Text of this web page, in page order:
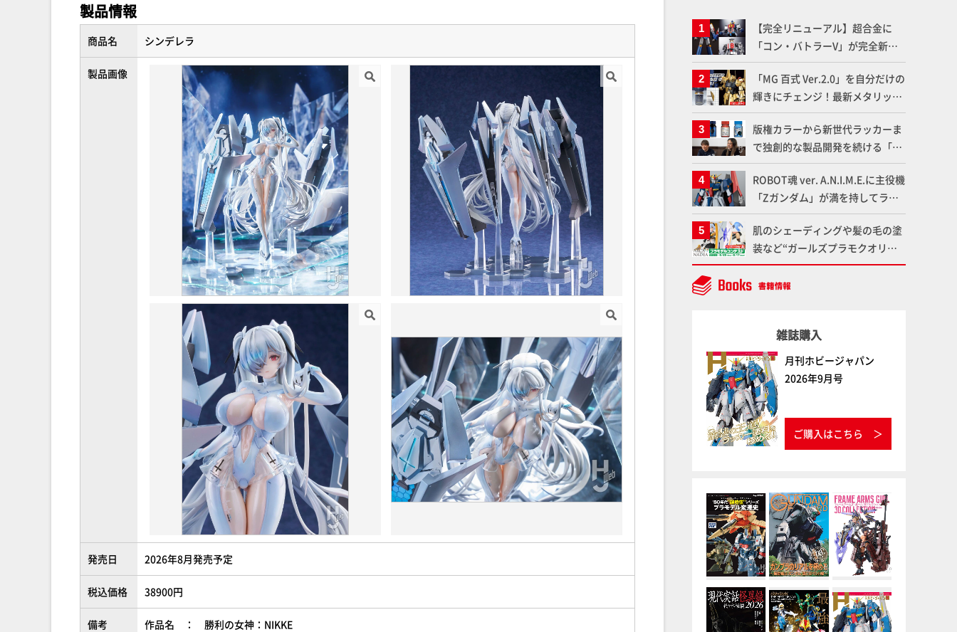
製品情報
商品名 シンデレラ
製品画像
発売日 2026年8月発売予定
税込価格 38900円
備考
作品名 ： 勝利の女神：NIKKE
【完全リニューアル】超合金に
「コン・バトラーV」が完全新規
造形で登場！気になる仕様を試作
品の撮り下ろしでご紹介!!さらに
「大鉄人17」＆「ワンエイト」セ
ット情報もお届け！【超合金の
魂】
「MG 百式 Ver.2.0」を自分だけの
輝きにチェンジ！最新メタリック
塗料を使ってより金属感を増した
仕上がりに!!【試し読み】
版権カラーから新世代ラッカーま
で独創的な製品開発を続ける「ガ
イアノーツ」に塗料開発の裏側と
ラッカー塗料の未来についてイン
タビュー！
ROBOT魂 ver. A.N.I.M.E.に主役機
「Zガンダム」が満を持してライ
ンナップ！ウェイブライダーへの
変形、劇中どおりのプロポーショ
ンを再現【機動戦士Zガンダム】
肌のシェーディングや髪の毛の塗
装など“ガールズプラモクオリテ
ィアップ術”で仕上げる！カスタ
ム作例「白騎士ソフィエラ」が完
11:59まで応募受付中】
雑誌購入
月刊ホビージャパン
2026年9月号
ご購入はこちら